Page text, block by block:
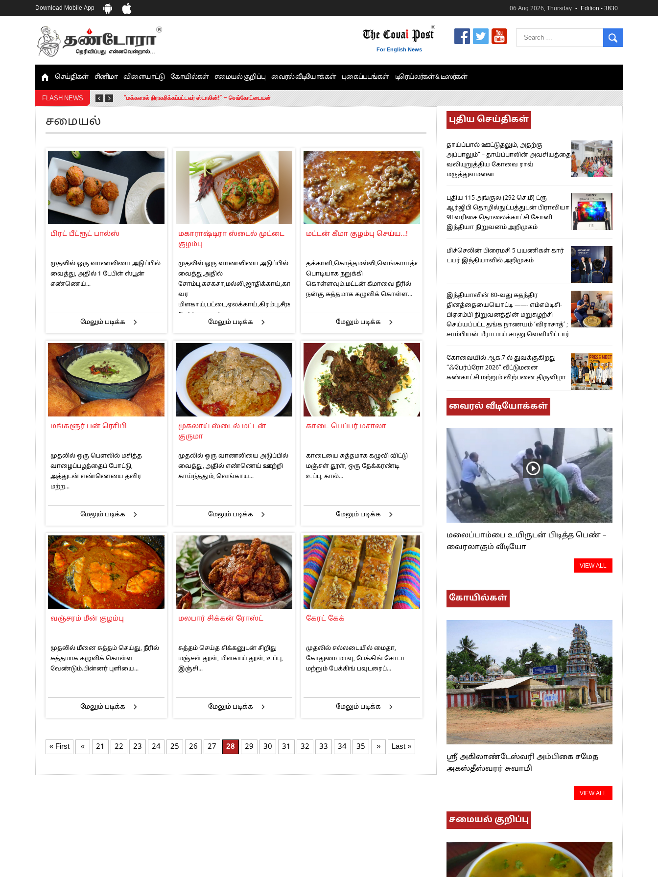
Download Mobile App 06 Aug 2026, Thursday Edition - 3830
For English News
செய்திகள் சினிமா விளையாட்டு கோயில்கள் சமையல் குறிப்பு வைரல் வீடியோக்கள் புகைப்படங்கள் டிரெய்லர்கள் & டீஸர்கள்
FLASH NEWS
தமிழக சட்டப்பேரவையில் காலியிடங்கள் 6 ஆக உயர்வு
“மக்களால் நிராகரிக்கப்பட்டவர் ஸ்டாலின்!” – செங்கோட்டையன்
பிரவீன் சக்ரவர்த்தியின் கருத்து காங்கிரஸ் தலைமையின் கருத்து கிடையாது – கார்த்தி சிதம்பரம்
“ஜெயலலிதா அவர்களே என் ரோல் மாடல்” -பிரேமலதா விஜயகாந்த் பேட்டி
ராகுல் காந்தி கைது – தவெக தலைவர் விஜய் கண்டனம்
செத்து சாம்பல் ஆனாலும் தனித்துதான் போட்டி – சீமான்
பாகிஸ்தானின் அணு ஆயுத மிரட்டலுக்கு அஞ்சமாட்டோம் – இந்தியா
மத்திய ஆசிரியர் தகுதித் தேர்வு: பட்டதாரிகள் அக்.16 வரை விண்ணப்பிக்கலாம்
தமிழக சட்டப்பேரவையில் காலியிடங்கள் 6 ஆக உயர்வு
சமையல்
பிரட் பீட்ரூட் பால்ஸ்
முதலில் ஒரு வாணலியை அடுப்பில்
வைத்து, அதில் 1 டேபிள் ஸ்பூன்
எண்ணெய்...
மேலும் படிக்க
மகாராஷ்டிரா ஸ்டைல் முட்டை
குழம்பு
முதலில் ஒரு வாணலியை அடுப்பில்
வைத்து,அதில்
சோம்பு,கசகசா,மல்லி,ஜாதிக்காய்,காஷ்மீரி
வர
மிளகாய்,பட்டை,ஏலக்காய்,கிரம்பு,சீரகம்
சேர்த்து வறுத்து...
மேலும் படிக்க
மட்டன் கீமா குழம்பு செய்ய…!
தக்காளி,கொத்தமல்லி,வெங்காயத்தை
பொடியாக நறுக்கி
கொள்ளவும்.மட்டன் கீமாவை நீரில்
நன்கு சுத்தமாக கழுவிக் கொள்ள...
மேலும் படிக்க
மங்களூர் பன் ரெசிபி
முதலில் ஒரு பௌலில் மசித்த
வாழைப்பழத்தைப் போட்டு,
அத்துடன் எண்ணெயை தவிர
மற்ற...
மேலும் படிக்க
முகலாய் ஸ்டைல் மட்டன்
குருமா
முதலில் ஒரு வாணலியை அடுப்பில்
வைத்து, அதில் எண்ணெய் ஊற்றி
காய்ந்ததும், வெங்காய...
மேலும் படிக்க
காடை பெப்பர் மசாலா
காடையை சுத்தமாக கழுவி விட்டு
மஞ்சள் தூள், ஒரு தேக்கரண்டி
உப்பு, கால்...
மேலும் படிக்க
வஞ்சரம் மீன் குழம்பு
முதலில் மீனை சுத்தம் செய்து, நீரில்
சுத்தமாக கழுவிக் கொள்ள
வேண்டும்.பின்னர் புளியை...
மேலும் படிக்க
மலபார் சிக்கன் ரோஸ்ட்
சுத்தம் செய்த சிக்கனுடன் சிறிது
மஞ்சள் தூள், மிளகாய் தூள், உப்பு,
இஞ்சி...
மேலும் படிக்க
கேரட் கேக்
முதலில் சல்லடையில் மைதா,
கோதுமை மாவு, பேக்கிங் சோடா
மற்றும் பேக்கிங் பவுடரைப்...
மேலும் படிக்க
« First « 21 22 23 24 25 26 27 28 29 30 31 32 33 34 35 » Last »
புதிய செய்திகள்
தாய்ப்பால் ஊட்டுதலும், அதற்கு
அப்பாலும்” – தாய்ப்பாலின் அவசியத்தை
வலியுறுத்திய கோவை ராவ்
மருத்துவமனை
புதிய 115 அங்குல (292 செ.மீ) ட்ரூ
ஆர்ஜிபி தொழில்நுட்பத்துடன் பிராவியா
9II வரிசை தொலைக்காட்சி சோனி
இந்தியா நிறுவனம் அறிமுகம்
மிச்செலின் பிரைமசி 5 பயணிகள் கார்
டயர் இந்தியாவில் அறிமுகம்
இந்தியாவின் 80-வது சுதந்திர
தினத்தையையொட்டி ——- எம்எம்டிசி-
பிஏஎம்பி நிறுவனத்தின் மறுசுழற்சி
செய்யப்பட்ட தங்க நாணயம் ‘விராசாத்’ ;
சாம்பியன் மீராபாய் சானு வெளியிட்டார்
கோவையில் ஆக.7 ல் துவக்குகிறது
“ஃபேர்ப்ரோ 2026” வீட்டுமனை
கண்காட்சி மற்றும் விற்பனை திருவிழா
வைரல் வீடியோக்கள்
மலைப்பாம்பை உயிருடன் பிடித்த பெண் –
வைரலாகும் வீடியோ
VIEW ALL
கோயில்கள்
ஸ்ரீ அகிலாண்டேஸ்வரி அம்பிகை சமேத
அகஸ்தீஸ்வரர் சுவாமி
VIEW ALL
சமையல் குறிப்பு